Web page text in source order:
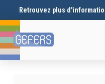
Retrouvez plus